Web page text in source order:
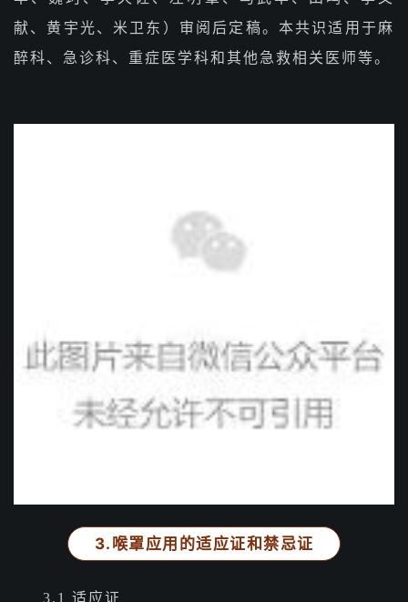
献、黄宇光、米卫东）审阅后定稿。本共识适用于麻
醉科、急诊科、重症医学科和其他急救相关医师等。
3.喉罩应用的适应证和禁忌证
3.1 适应证